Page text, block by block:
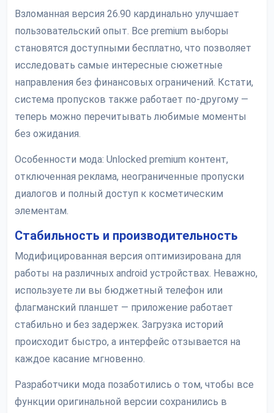
Взломанная версия 26.90 кардинально улучшает
пользовательский опыт. Все premium выборы
становятся доступными бесплатно, что позволяет
исследовать самые интересные сюжетные
направления без финансовых ограничений. Кстати,
система пропусков также работает по-другому —
теперь можно перечитывать любимые моменты
без ожидания.
Особенности мода: Unlocked premium контент,
отключенная реклама, неограниченные пропуски
диалогов и полный доступ к косметическим
элементам.
Стабильность и производительность
Модифицированная версия оптимизирована для
работы на различных android устройствах. Неважно,
используете ли вы бюджетный телефон или
флагманский планшет — приложение работает
стабильно и без задержек. Загрузка историй
происходит быстро, а интерфейс отзывается на
каждое касание мгновенно.
Разработчики мода позаботились о том, чтобы все
функции оригинальной версии сохранились в